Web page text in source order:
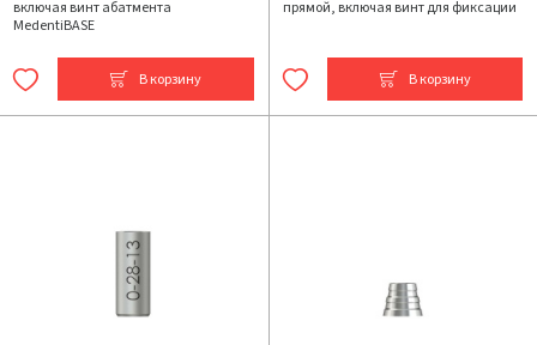
включая винт абатмента
MedentiBASE
В корзину
прямой, включая винт для фиксации
В корзину